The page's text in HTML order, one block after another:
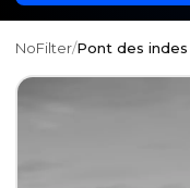
NoFilter/Pont des indes